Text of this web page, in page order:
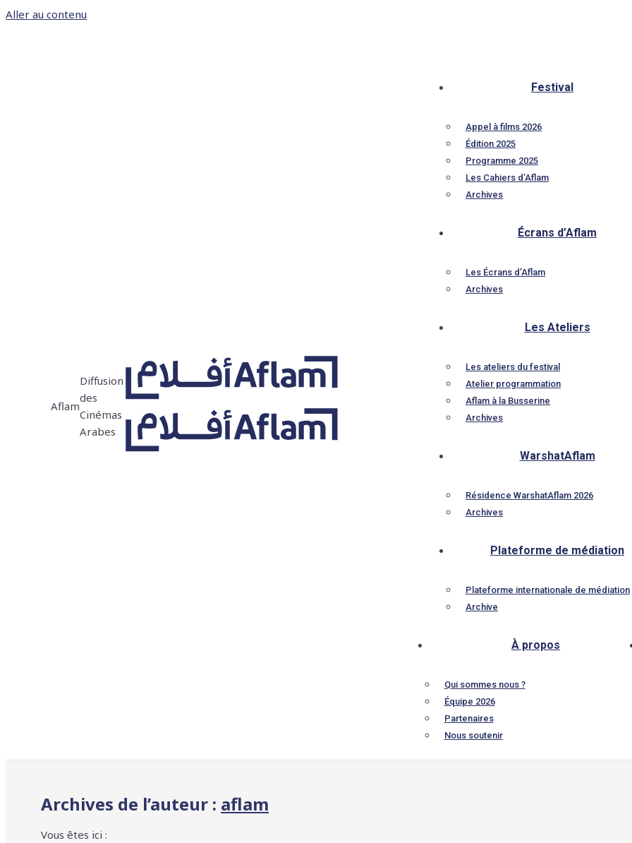
Aller au contenu
Aflam
Diffusion
des
Cinémas
Arabes
Festival
Appel à films 2026
Édition 2025
Programme 2025
Les Cahiers d’Aflam
Archives
Écrans d’Aflam
Les Écrans d’Aflam
Archives
Les Ateliers
Les ateliers du festival
Atelier programmation
Aflam à la Busserine
Archives
WarshatAflam
Résidence WarshatAflam 2026
Archives
Plateforme de médiation
Plateforme internationale de médiation
Archive
À propos
Qui sommes nous ?
Équipe 2026
Partenaires
Nous soutenir
Archives de l’auteur : aflam
Vous êtes ici :